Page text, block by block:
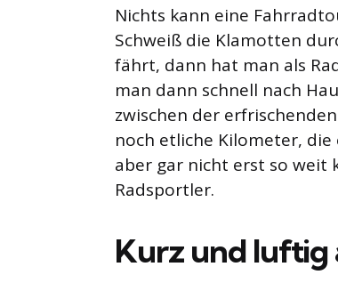
Nichts kann eine
Schweiß die Klamotten
fährt, dann hat man als
man dann schnell nach
zwischen der
noch etliche Kilometer,
aber gar nicht erst so weit
Radsportler.
Kurz und luftig